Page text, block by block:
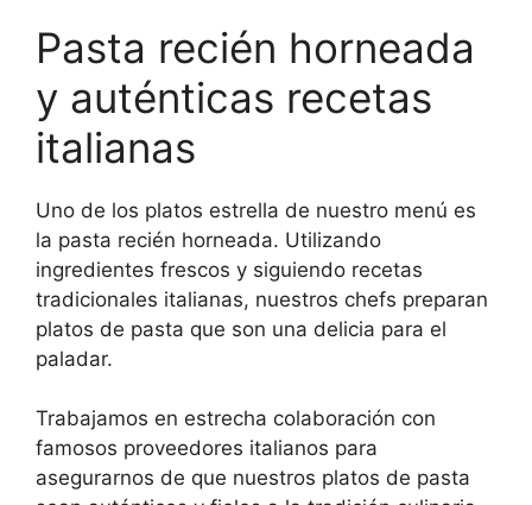
Pasta recién horneada
y auténticas recetas
italianas
Uno de los platos estrella de nuestro menú es
la pasta recién horneada. Utilizando
ingredientes frescos y siguiendo recetas
tradicionales italianas, nuestros chefs preparan
platos de pasta que son una delicia para el
paladar.
Trabajamos en estrecha colaboración con
famosos proveedores italianos para
asegurarnos de que nuestros platos de pasta